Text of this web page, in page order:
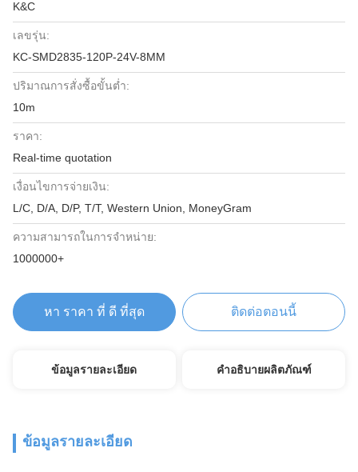
K&C
เลขรุ่น:
KC-SMD2835-120P-24V-8MM
ปริมาณการสั่งซื้อขั้นต่ำ:
10m
ราคา:
Real-time quotation
เงื่อนไขการจ่ายเงิน:
L/C, D/A, D/P, T/T, Western Union, MoneyGram
ความสามารถในการจําหน่าย:
1000000+
หา ราคา ที่ ดี ที่สุด ติดต่อตอนนี้
ข้อมูลรายละเอียด คำอธิบายผลิตภัณฑ์
ข้อมูลรายละเอียด